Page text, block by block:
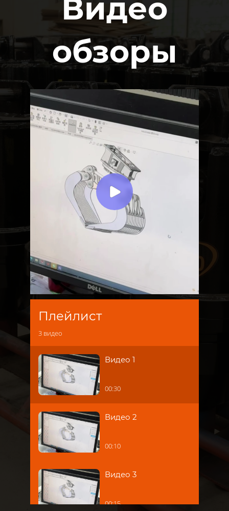
Видео
обзоры
Плейлист
3 видео
Видео 1
00:30
Видео 2
00:10
Видео 3
00:15